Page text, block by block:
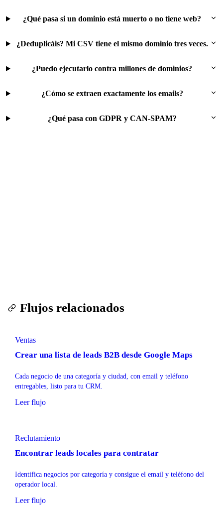
¿Qué pasa si un dominio está muerto o no tiene web?
¿Deduplicáis? Mi CSV tiene el mismo dominio tres veces.
¿Puedo ejecutarlo contra millones de dominios?
¿Cómo se extraen exactamente los emails?
¿Qué pasa con GDPR y CAN-SPAM?
Flujos relacionados
Ventas
Crear una lista de leads B2B desde Google Maps
Cada negocio de una categoría y ciudad, con email y teléfono
entregables, listo para tu CRM.
Leer flujo
Reclutamiento
Encontrar leads locales para contratar
Identifica negocios por categoría y consigue el email y teléfono del
operador local.
Leer flujo